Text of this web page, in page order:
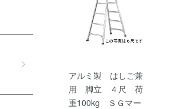
アルミ製 はしご兼
用 脚立 ４尺 荷
重100kg ＳＧマー